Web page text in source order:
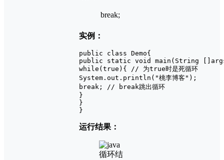
break;
实例：
public class Demo{
public static void main(String
while(true){ // 为true时是死循环
System.out.println("桃李博客");
break; // break跳出循环
}
}
}
运行结果：